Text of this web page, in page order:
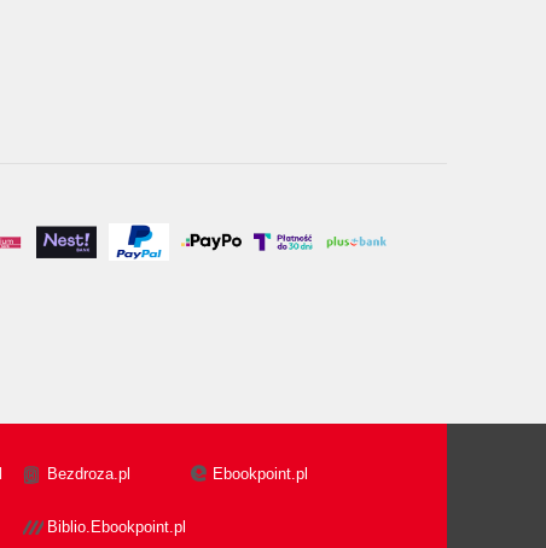
Bezdroza.pl Ebookpoint.pl
Biblio.Ebookpoint.pl